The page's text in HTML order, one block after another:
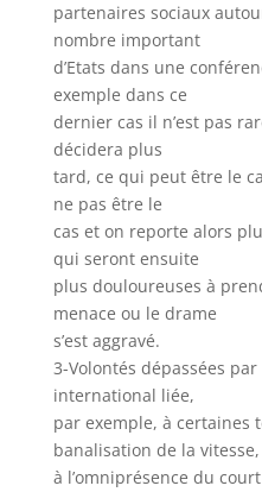
partenaires sociaux
nombre important
d’Etats dans une
exemple dans ce
dernier cas il n’est pas
décidera plus
tard, ce qui peut être le
ne pas être le
cas et on reporte alors
qui seront ensuite
plus douloureuses à
menace ou le drame
s’est aggravé.
3-Volontés dépassées
international liée,
par exemple, à certaines
banalisation de la vitesse,
à l’omniprésence du